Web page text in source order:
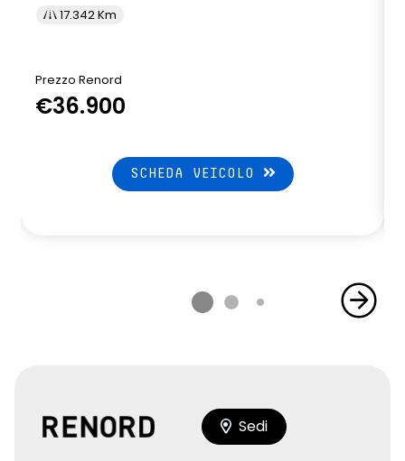
17.342 Km
Prezzo Renord
€36.900
SCHEDA VEICOLO
Sedi